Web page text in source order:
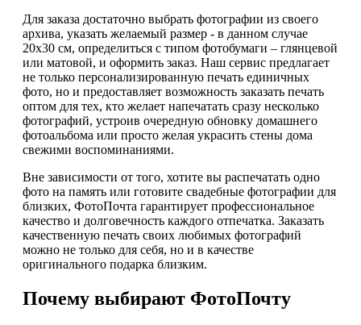
Для заказа достаточно выбрать фотографии из своего
архива, указать желаемый размер - в данном случае
20х30 см, определиться с типом фотобумаги – глянцевой
или матовой, и оформить заказ. Наш сервис предлагает
не только персонализированную печать единичных
фото, но и предоставляет возможность заказать печать
оптом для тех, кто желает напечатать сразу несколько
фотографий, устроив очередную обновку домашнего
фотоальбома или просто желая украсить стены дома
свежими воспоминаниями.
Вне зависимости от того, хотите вы распечатать одно
фото на память или готовите свадебные фотографии для
близких, ФотоПочта гарантирует профессиональное
качество и долговечность каждого отпечатка. Заказать
качественную печать своих любимых фотографий
можно не только для себя, но и в качестве
оригинального подарка близким.
Почему выбирают ФотоПочту